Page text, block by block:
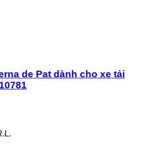
de Pat dành cho xe tải